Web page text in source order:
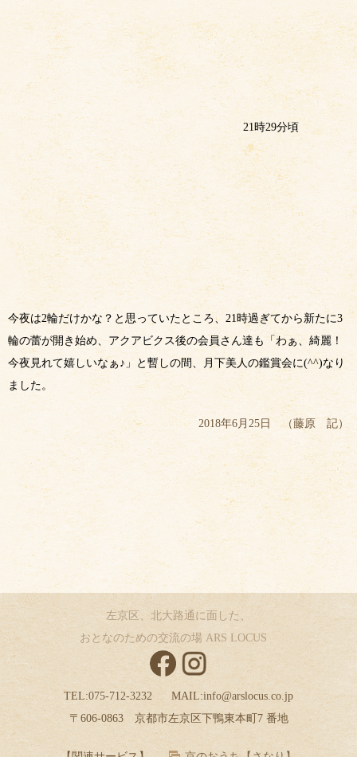
21時29分頃
今夜は2輪だけかな？と思っていたところ、 21時過ぎてから新たに3
輪の蕾が開き始め、アクアビクス後の会員さん達も「わぁ、綺麗！
今夜見れて嬉しいなぁ♪」と暫しの間、月下美人の鑑賞会に(^^)なり
ました。
2018年6月25日 （藤原 記）
左京区、北大路通に面した、
おとなのための交流の場 ARS LOCUS
TEL:075-712-3232 MAIL:info@arslocus.co.jp
〒606-0863 京都市左京区下鴨東本町7 番地